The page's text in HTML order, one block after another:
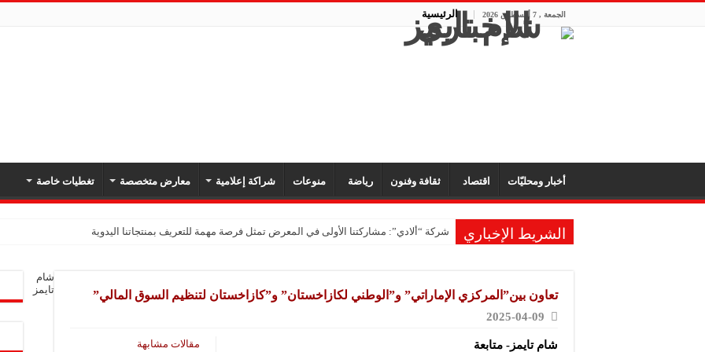
الجمعة , 7 أغسطس 2026 الرئيسية
أخبار ومحليّات اقتصاد ثقافة وفنون رياضة منوعات شراكة إعلامية معارض متخصصة تغطيات خاصة
الشريط الإخباري شركة “ألادي”: مشاركتنا الأولى في المعرض تمثل فرصة مهمة للتعريف بمنتجاتنا اليدوية
مشروع “رونق مهنا”: المعارض فرصة لتعريف المستهلك بالمنتجات المحلية ودعم المشاريع الصغيرة
تعاون بين”المركزي الإماراتي” و”الوطني لكازاخستان” و”كازاخستان لتنظيم السوق المالي”
2025-04-09
مقالات مشابهة شام تايمز- متابعة
شام
تايمز